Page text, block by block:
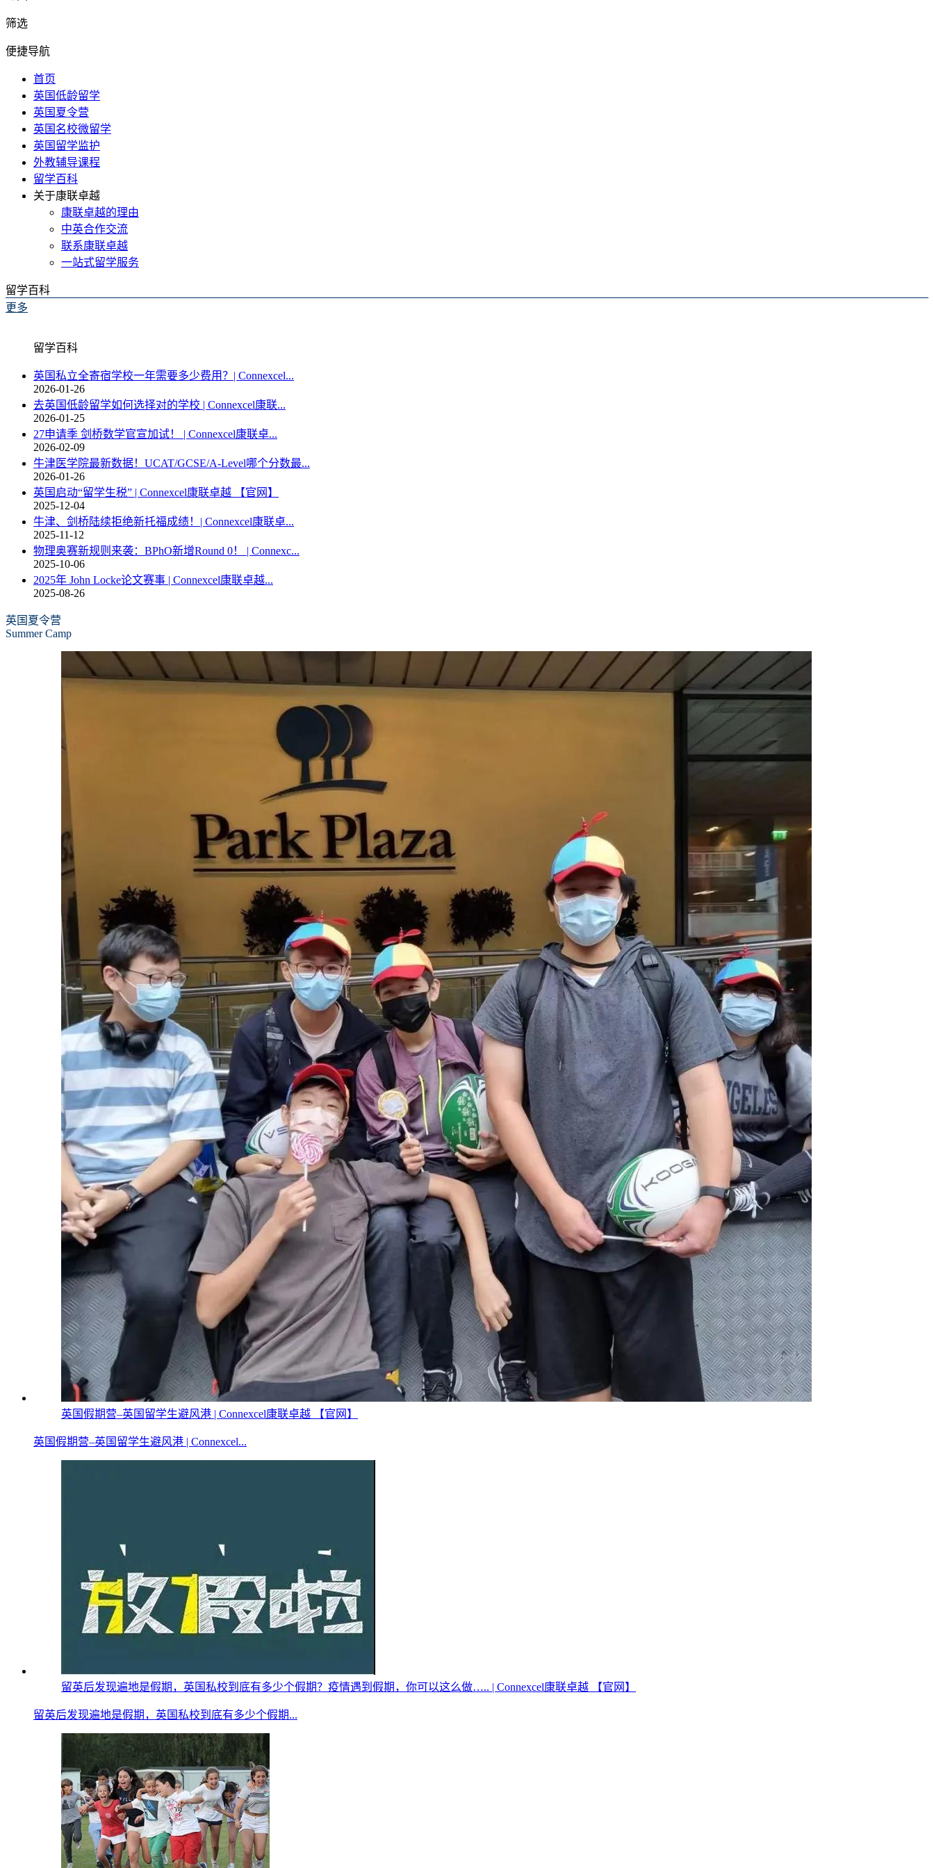
筛选
便捷导航
首页
英国低龄留学
英国夏令营
英国名校微留学
英国留学监护
外教辅导课程
留学百科
关于康联卓越
康联卓越的理由
中英合作交流
联系康联卓越
一站式留学服务
留学百科
更多
留学百科
英国私立全寄宿学校一年需要多少费用？| Connexcel...
2026-01-26
去英国低龄留学如何选择对的学校 | Connexcel康联...
2026-01-25
27申请季 剑桥数学官宣加试！ | Connexcel康联卓...
2026-02-09
牛津医学院最新数据！UCAT/GCSE/A-Level哪个分数最...
2026-01-26
英国启动“留学生税” | Connexcel康联卓越 【官网】
2025-12-04
牛津、剑桥陆续拒绝新托福成绩！| Connexcel康联卓...
2025-11-12
物理奥赛新规则来袭：BPhO新增Round 0！ | Connexc...
2025-10-06
2025年 John Locke论文赛事 | Connexcel康联卓越...
2025-08-26
英国夏令营
Summer Camp
英国假期营–英国留学生避风港 | Connexcel康联卓越 【官网】
英国假期营–英国留学生避风港 | Connexcel...
留英后发现遍地是假期，英国私校到底有多少个假期？疫情遇到假期，你可以这么做….. | Connexcel康联卓越 【官网】
留英后发现遍地是假期，英国私校到底有多少个假期...